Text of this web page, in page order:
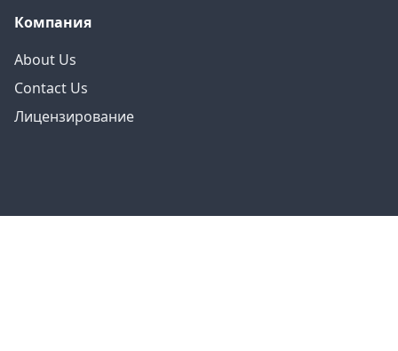
Компания
About Us
Contact Us
Лицензирование